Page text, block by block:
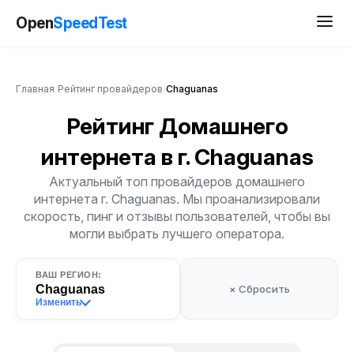
OpenSpeedTest
Главная Рейтинг провайдеров Chaguanas
Рейтинг Домашнего
интернета в г. Chaguanas
Актуальный топ провайдеров домашнего
интернета г. Chaguanas. Мы проанализировали
скорость, пинг и отзывы пользователей, чтобы вы
могли выбрать лучшего оператора.
ВАШ РЕГИОН:
Chaguanas
Изменить
× Сбросить